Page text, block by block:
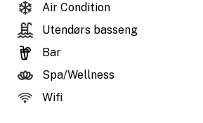
Air Condition
Utendørs basseng
Bar
Spa/Wellness
Wifi